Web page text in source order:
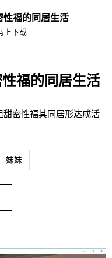
性福的同居生活
上下载
福的同居生活
甜密性福其同居形达成活
妹妹